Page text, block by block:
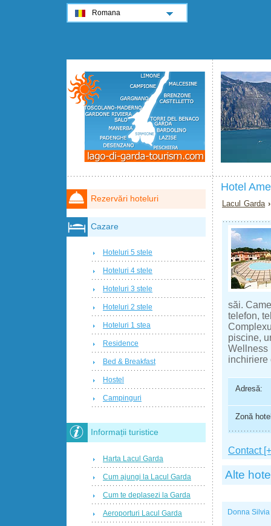
Hotel
Lacul Garda
săi.
telefon,
piscine,
Wellness
inchiriere
Adresă:
Zonă
Contact
Alte
Donna Silvia
Rezervări hoteluri
Cazare
Hoteluri 5 stele
Hoteluri 4 stele
Hoteluri 3 stele
Hoteluri 2 stele
Hoteluri 1 stea
Residence
Bed & Breakfast
Hostel
Campinguri
Informații turistice
Harta Lacul Garda
Cum ajungi la Lacul Garda
Cum te deplasezi la Garda
Aeroporturi Lacul Garda
Romana